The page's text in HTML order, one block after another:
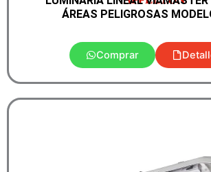
ÁREAS PELIGROSAS
Comprar